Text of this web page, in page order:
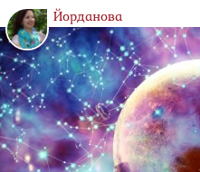
Йорданова